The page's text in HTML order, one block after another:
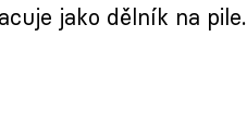
jako dělník na pile.